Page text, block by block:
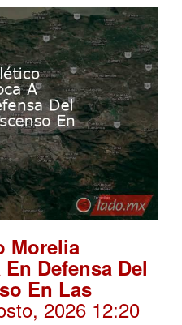
Morelia
Defensa Del
En Las
2026 12:20